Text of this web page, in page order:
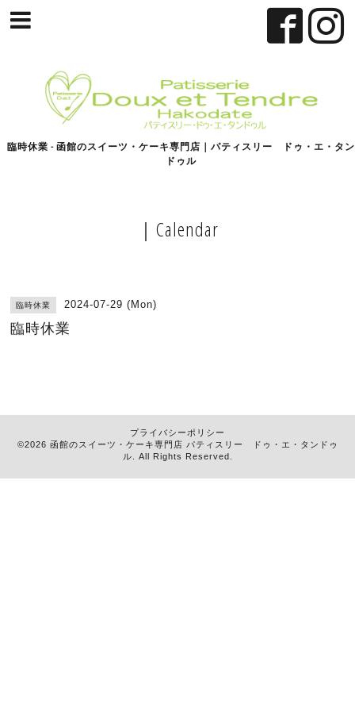
臨時休業 - 函館のスイーツ・ケーキ専門店｜パティスリー ドゥ・エ・タン
ドゥル
｜Calendar
臨時休業 2024-07-29 (Mon)
臨時休業
プライバシーポリシー
©2026 函館のスイーツ・ケーキ専門店 パティスリー ドゥ・エ・タンドゥ
ル . All Rights Reserved.